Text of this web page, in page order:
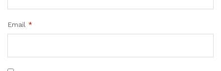
Email *